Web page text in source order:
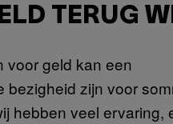
TERUG
voor geld kan een
bezigheid zijn voor
hebben veel ervaring,